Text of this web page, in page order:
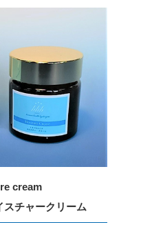
cream
チャークリーム